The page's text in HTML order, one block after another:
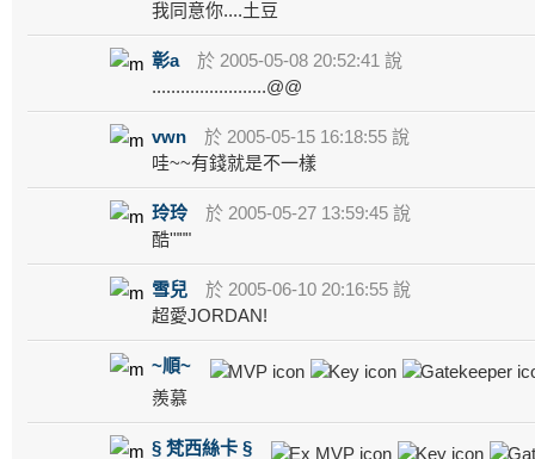
我同意你....土豆
彰a
於 2005-05-08 20:52:41 說
........................@@
vwn
於 2005-05-15 16:18:55 說
哇~~有錢就是不一樣
玲玲
於 2005-05-27 13:59:45 說
酷'"""
雪兒
於 2005-06-10 20:16:55 說
超愛JORDAN!
~順~
羨慕
§ 梵西絲卡 §